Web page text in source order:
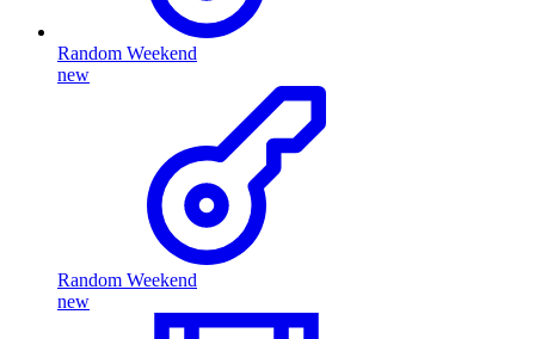
Random Weekend
new
Random Weekend
new